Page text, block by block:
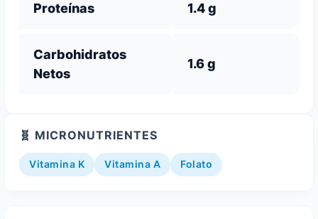
Proteínas 1.4 g
Carbohidratos
Netos
1.6 g
🧬 MICRONUTRIENTES
Vitamina K Vitamina A Folato